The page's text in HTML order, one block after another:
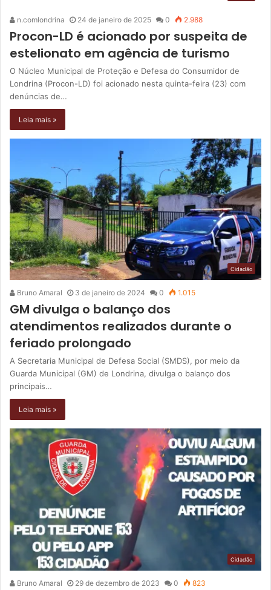
n.comlondrina 24 de janeiro de 2025 0 2.988
Procon-LD é acionado por suspeita de
estelionato em agência de turismo
O Núcleo Municipal de Proteção e Defesa do Consumidor de
Londrina (Procon-LD) foi acionado nesta quinta-feira (23) com
denúncias de…
Leia mais »
Cidadão
Bruno Amaral 3 de janeiro de 2024 0 1.015
GM divulga o balanço dos
atendimentos realizados durante o
feriado prolongado
A Secretaria Municipal de Defesa Social (SMDS), por meio da
Guarda Municipal (GM) de Londrina, divulga o balanço dos
principais…
Leia mais »
Cidadão
Bruno Amaral 29 de dezembro de 2023 0 823